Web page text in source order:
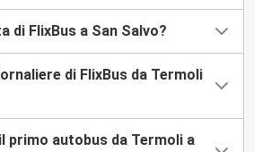
di FlixBus a San Salvo?
di FlixBus da Termoli
primo autobus da Termoli a